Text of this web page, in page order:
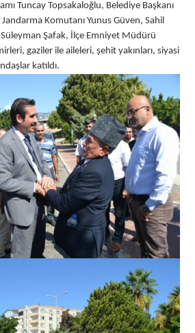
Tuncay Topsakaloğlu, Belediye Başkanı
Komutanı Yunus Güven, Sahil
Şafak, İlçe Emniyet Müdürü
gaziler ile aileleri, şehit yakınları, siyasi
katıldı.